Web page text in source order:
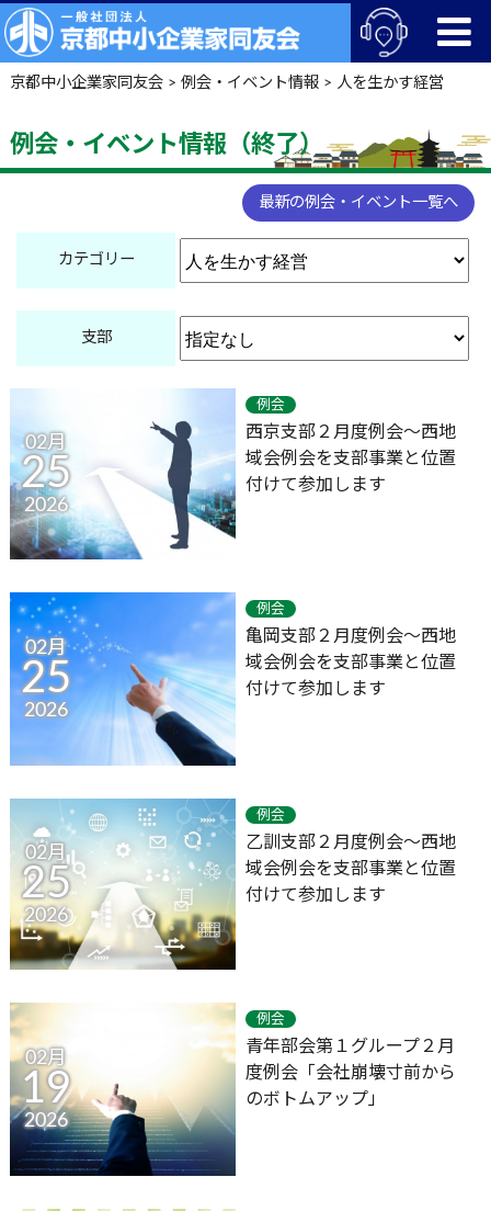
京都中小企業家同友会> 例会・イベント情報> 人を生かす経営
例会・イベント情報（終了）
最新の例会・イベント一覧へ
カテゴリー
支部
02月
25
2026
例会
西京支部２月度例会～西地
域会例会を支部事業と位置
付けて参加します
02月
25
2026
例会
亀岡支部２月度例会～西地
域会例会を支部事業と位置
付けて参加します
02月
25
2026
例会
乙訓支部２月度例会～西地
域会例会を支部事業と位置
付けて参加します
02月
19
2026
例会
青年部会第１グループ２月
度例会「会社崩壊寸前から
のボトムアップ」